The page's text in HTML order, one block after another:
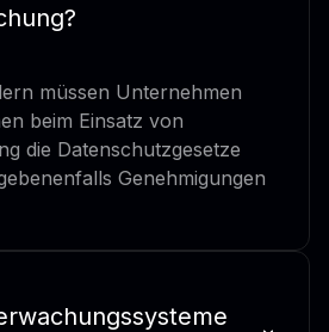
müssen Unternehmen
beim Einsatz von
die Datenschutzgesetze
Genehmigungen